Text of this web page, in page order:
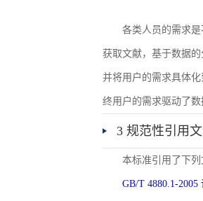
各类人员的需求
获取文献，基于数据
并将用户的需求具体
终用户的需求驱动了
3 规范性引用
本标准引用了下
GB/T 4880.1-